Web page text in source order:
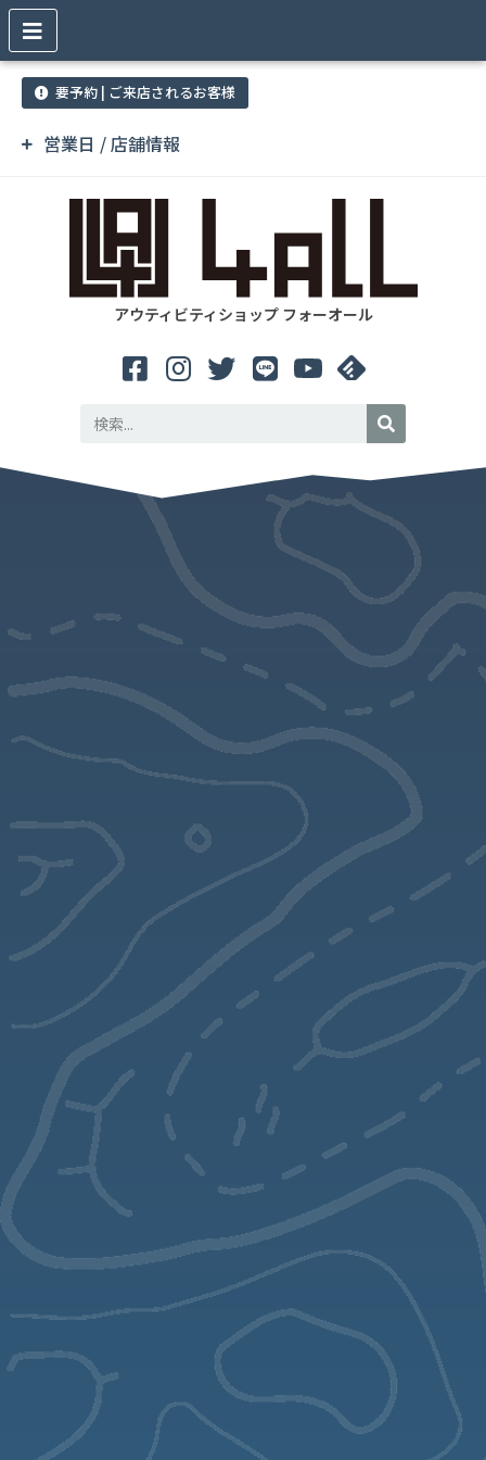
営業日 / 店舗情報
要予約 | ご来店されるお客様
アウティビティショップ フォーオール